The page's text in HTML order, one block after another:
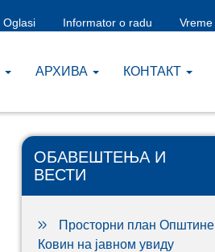
Oglasi Informator o radu Vreme
AРХИВА КОНТАКТ
ОБАВЕШТЕЊА И
ВЕСТИ
Просторни план Општине
Ковин на јавном увиду